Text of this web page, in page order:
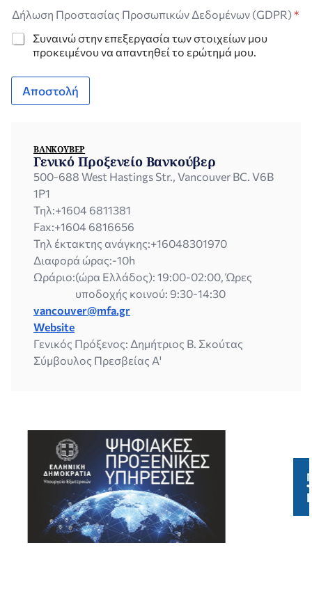
έ
μ
α
Δήλωση Προστασίας Προσωπικών Δεδομένων (GDPR)*
Συναινώ στην επεξεργασία των στοιχείων μου
προκειμένου να απαντηθεί το ερώτημά μου.
Αποστολή
ΒΑΝΚΟΎΒΕΡ
Γενικό Προξενείο Βανκούβερ
500-688 West Hastings Str., Vancouver BC. V6B
1P1
Τηλ:+1604 6811381
Fax:+1604 6816656
Τηλ έκτακτης ανάγκης:+16048301970
Διαφορά ώρας:-10h
Ωράριο:(ώρα Eλλάδος): 19:00-02:00, Ώρες
υποδοχής κοινού: 9:30-14:30
vancouver@mfa.gr
Website
Γενικός Πρόξενος: Δημήτριος Β. Σκούτας
Σύμβουλος Πρεσβείας Α'